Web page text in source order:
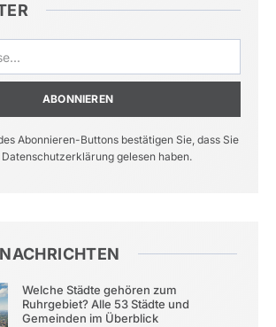
ABONNIEREN
Abonnieren-Buttons bestätigen Sie, dass Sie
Datenschutzerklärung gelesen haben.
Welche Städte gehören zum
Ruhrgebiet? Alle 53 Städte und
Gemeinden im Überblick